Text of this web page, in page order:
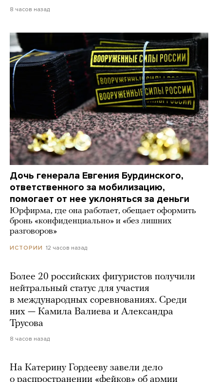
8 часов назад
Дочь генерала Евгения Бурдинского,
ответственного за мобилизацию,
помогает от нее уклоняться за деньги
Юрфирма, где она работает, обещает оформить
бронь «конфиденциально» и «без лишних
разговоров»
ИСТОРИИ 12 часов назад
Более 20 российских фигуристов получили
нейтральный статус для участия
в международных соревнованиях. Среди
них — Камила Валиева и Александра
Трусова
8 часов назад
На Катерину Гордееву завели дело
о распространении «фейков» об армии